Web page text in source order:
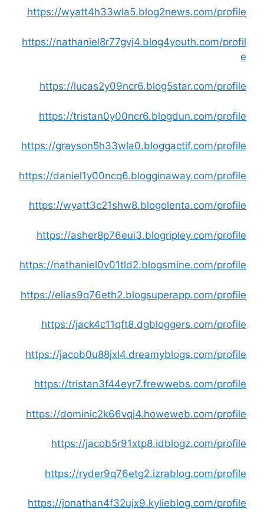
https://wyatt4h33wla5.blog2news.com/profile
https://nathaniel8r77gvj4.blog4youth.com/profil
e
https://lucas2y09ncr6.blog5star.com/profile
https://tristan0y00ncr6.blogdun.com/profile
https://grayson5h33wla0.bloggactif.com/profile
https://daniel1y00ncq6.blogginaway.com/profile
https://wyatt3c21shw8.blogolenta.com/profile
https://asher8p76eui3.blogripley.com/profile
https://nathaniel0v01tld2.blogsmine.com/profile
https://elias9q76eth2.blogsuperapp.com/profile
https://jack4c11qft8.dgbloggers.com/profile
https://jacob0u88jxl4.dreamyblogs.com/profile
https://tristan3f44eyr7.frewwebs.com/profile
https://dominic2k66vqj4.howeweb.com/profile
https://jacob5r91xtp8.idblogz.com/profile
https://ryder9q76etg2.izrablog.com/profile
https://jonathan4f32ujx9.kylieblog.com/profile